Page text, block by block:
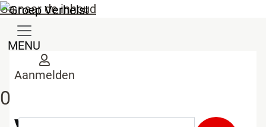
Ga naar de inhoud
MENU
Aanmelden
0